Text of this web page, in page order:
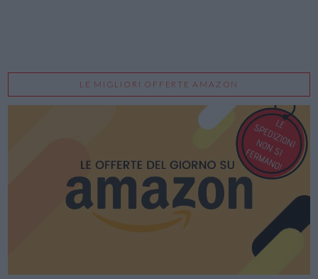
LE MIGLIORI OFFERTE AMAZON